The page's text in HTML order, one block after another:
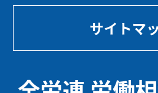
サイトマ